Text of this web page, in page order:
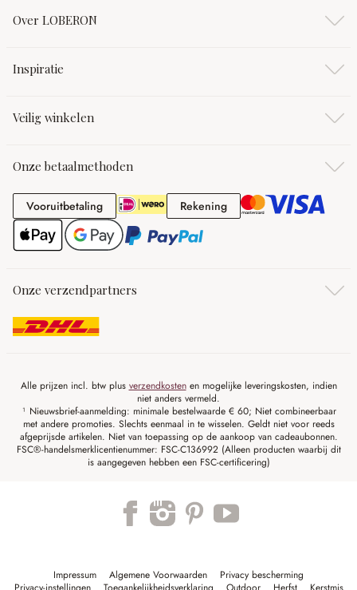
Over LOBERON
Inspiratie
Veilig winkelen
Onze betaalmethoden
VooruitbetalingVooruitbetaling RekeningRekening
Onze verzendpartners
Alle prijzen incl. btw plus verzendkostenen mogelijke leveringskosten, indien
niet anders vermeld.
¹ Nieuwsbrief-aanmelding: minimale bestelwaarde € 60; Niet combineerbaar
met andere promoties. Slechts eenmaal in te wisselen. Geldt niet voor reeds
afgeprijsde artikelen. Niet van toepassing op de aankoop van cadeaubonnen.
FSC®-handelsmerklicentienummer: FSC-C136992 (Alleen producten waarbij dit
is aangegeven hebben een FSC-certificering)
Impressum Algemene Voorwaarden
Privacy bescherming